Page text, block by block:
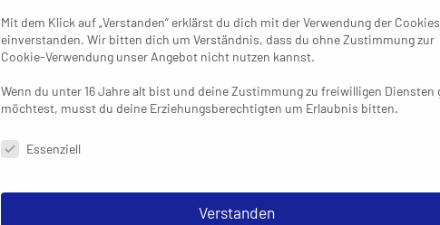
Mit dem Klick auf „Verstanden“ erklärst du dich mit der Verwendung der Cookies
einverstanden. Wir bitten dich um Verständnis, dass du ohne Zustimmung zur
Cookie-Verwendung unser Angebot nicht nutzen kannst.
Wenn du unter 16 Jahre alt bist und deine Zustimmung zu freiwilligen Diensten
möchtest, musst du deine Erziehungsberechtigten um Erlaubnis bitten.
Datenschutzeinstellungen & Nutzungsbedingungen
Essenziell
Verstanden